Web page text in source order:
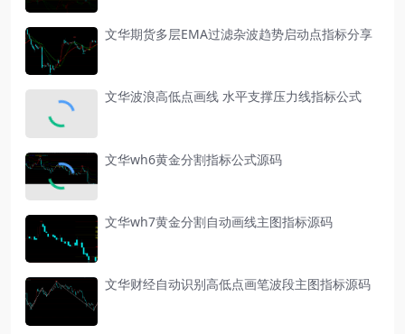
文华期货多层EMA过滤杂波趋势启动点指标分享
文华波浪高低点画线 水平支撑压力线指标公式
文华wh6黄金分割指标公式源码
文华wh7黄金分割自动画线主图指标源码
文华财经自动识别高低点画笔波段主图指标源码